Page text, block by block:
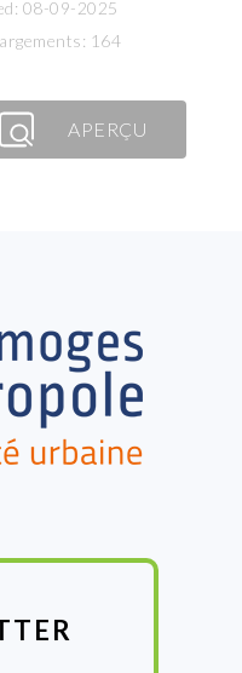
08-09-2025
164
APERÇU